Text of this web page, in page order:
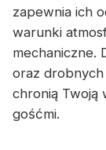
zapewnia ich
warunki
mechaniczne.
oraz
chronią Twoją
gośćmi.